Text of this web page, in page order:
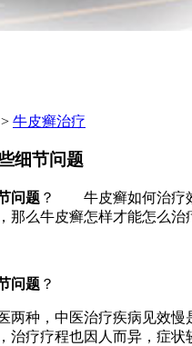
> 牛皮癣治疗
细节问题
问题 ？ 牛皮癣如何治疗效
那么牛皮癣怎样才能怎么治
问题 ？
种，中医治疗疾病见效慢
治疗疗程也因人而异，症状